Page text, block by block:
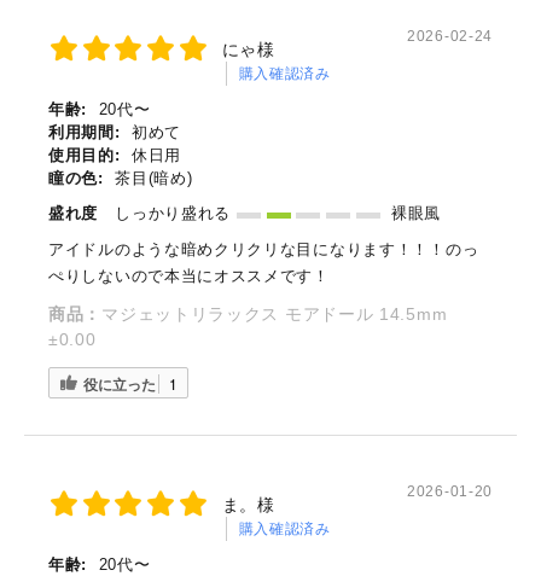
にゃ様
購入確認済み
2026-02-24
年齢:
20代〜
利用期間:
初めて
使用目的:
休日用
瞳の色:
茶目(暗め)
盛れ度
しっかり盛れる
裸眼風
アイドルのような暗めクリクリな目になります！！！のっ
ぺりしないので本当にオススメです！
商品： マジェットリラックス モアドール 14.5mm
±0.00
役に立った 1
ま。様
購入確認済み
2026-01-20
年齢:
20代〜